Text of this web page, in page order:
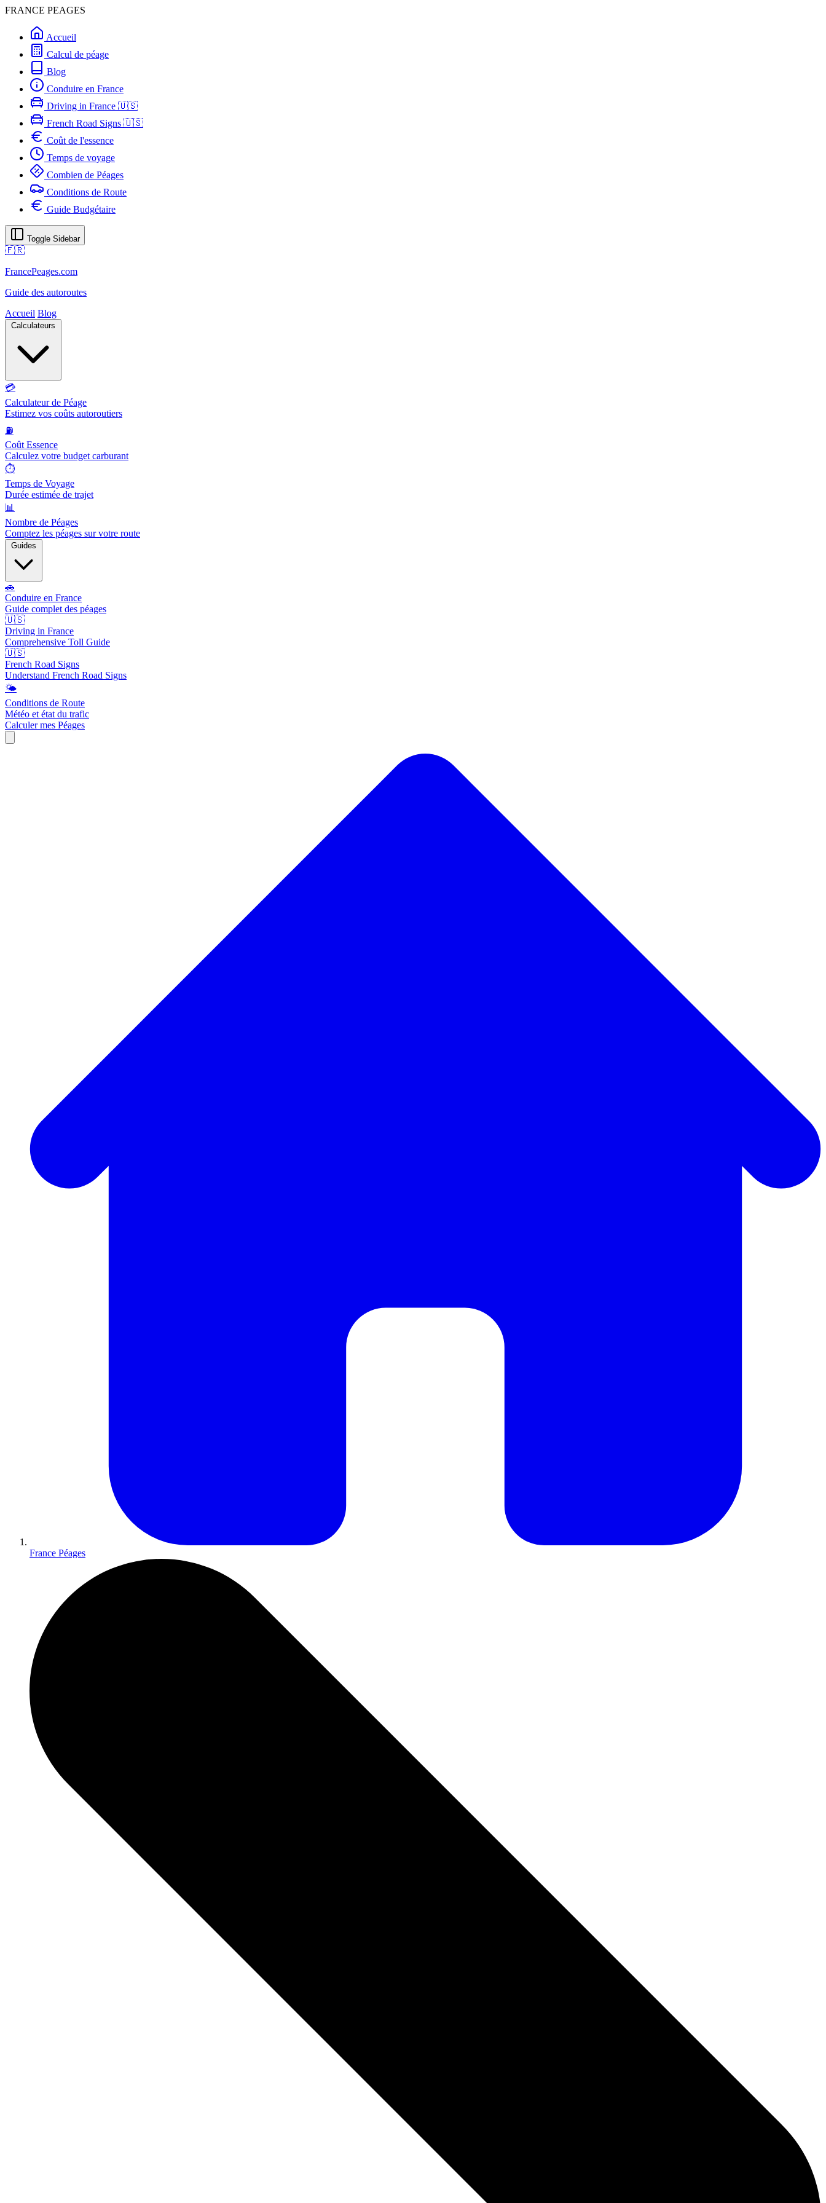
FRANCE PEAGES
Accueil
Calcul de péage
Blog
Conduire en France
Driving in France 🇺🇸
French Road Signs 🇺🇸
Coût de l'essence
Temps de voyage
Combien de Péages
Conditions de Route
Guide Budgétaire
Toggle Sidebar
🇫🇷
FrancePeages.com
Guide des autoroutes
Accueil Blog
Calculateurs
💳
Calculateur de Péage
Estimez vos coûts autoroutiers
⛽
Coût Essence
Calculez votre budget carburant
⏱️
Temps de Voyage
Durée estimée de trajet
📊
Nombre de Péages
Comptez les péages sur votre route
Guides
🚗
Conduire en France
Guide complet des péages
🇺🇸
Driving in France
Comprehensive Toll Guide
🇺🇸
French Road Signs
Understand French Road Signs
🌤️
Conditions de Route
Météo et état du trafic
Calculer mes Péages
France Péages